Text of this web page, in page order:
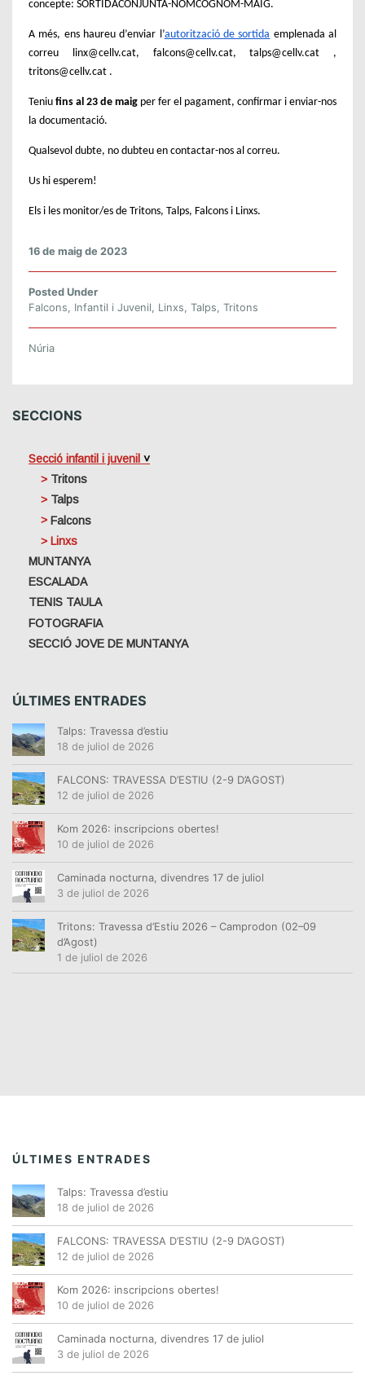
concepte: SORTIDACONJUNTA-NOMCOGNOM-MAIG.
A més, ens haureu d’enviar l’autorització de sortida emplenada al
correu linx@cellv.cat, falcons@cellv.cat, talps@cellv.cat ,
tritons@cellv.cat .
Teniu fins al 23 de maig per fer el pagament, confirmar i enviar-nos
la documentació.
Qualsevol dubte, no dubteu en contactar-nos al correu.
Us hi esperem!
Els i les monitor/es de Tritons, Talps, Falcons i Linxs.
16 de maig de 2023
Posted Under
Falcons, Infantil i Juvenil, Linxs, Talps, Tritons
Núria
SECCIONS
Secció infantil i juvenil
Tritons
Talps
Falcons
Linxs
MUNTANYA
ESCALADA
TENIS TAULA
FOTOGRAFIA
SECCIÓ JOVE DE MUNTANYA
ÚLTIMES ENTRADES
Talps: Travessa d’estiu
18 de juliol de 2026
FALCONS: TRAVESSA D’ESTIU (2-9 D’AGOST)
12 de juliol de 2026
Kom 2026: inscripcions obertes!
10 de juliol de 2026
Caminada nocturna, divendres 17 de juliol
3 de juliol de 2026
Tritons: Travessa d’Estiu 2026 – Camprodon (02–09
d’Agost)
1 de juliol de 2026
ÚLTIMES ENTRADES
Talps: Travessa d’estiu
18 de juliol de 2026
FALCONS: TRAVESSA D’ESTIU (2-9 D’AGOST)
12 de juliol de 2026
Kom 2026: inscripcions obertes!
10 de juliol de 2026
Caminada nocturna, divendres 17 de juliol
3 de juliol de 2026